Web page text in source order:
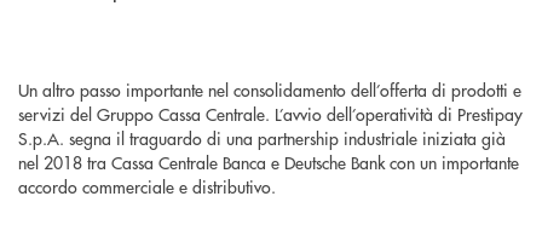
Un altro passo importante nel consolidamento dell’offerta di prodotti e
servizi del Gruppo Cassa Centrale. L’avvio dell’operatività di Prestipay
S.p.A. segna il traguardo di una partnership industriale iniziata già
nel 2018 tra Cassa Centrale Banca e Deutsche Bank con un importante
accordo commerciale e distributivo.